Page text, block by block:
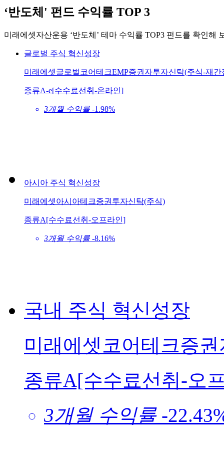
‘반도체' 펀드 수익률 TOP 3
미래에셋자산운용 ‘반도체’ 테마 수익률 TOP3 펀드를 확인해
글로벌 주식 혁신성장
미래에셋글로벌코어테크EMP증권자투자신탁(주식-재간
종류A-e[수수료선취-온라인]
3개월 수익률 -1.98%
아시아 주식 혁신성장
미래에셋아시아테크증권투자신탁(주식)
종류A[수수료선취-오프라인]
3개월 수익률 -8.16%
국내 주식 혁신성장
미래에셋코어테크증
종류A[수수료선취-오
3개월 수익률 -